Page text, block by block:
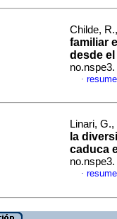
Childe,
familiar
desde
·
Linari,
la
caduca
·